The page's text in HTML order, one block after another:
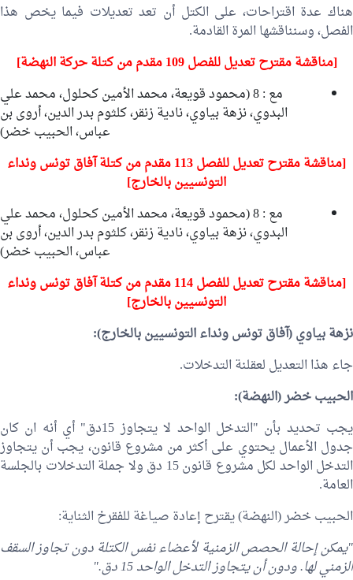
هناك عدة اقتراحات، على الكتل أن تعد تعديلات فيما يخص هذا
الفصل، وسنناقشها المرة القادمة.
[مناقشة مقترح تعديل للفصل 109 مقدم من كتلة حركة النهضة]
مع : 8 (محمود قويعة،
محمد الأمين كحلول،محمد علي
البدوي،نزهة بياوي،نادية زنقر،كلثوم بدر الدين،أروى بن
عباس،الحبيب خضر)
[مناقشة مقترح تعديل للفصل 113 مقدم من كتلة آفاق تونس ونداء
التونسيين بالخارج]
مع : 8 (محمود قويعة،
محمد الأمين كحلول،محمد علي
البدوي، نزهة بياوي،نادية زنقر، كلثوم بدر الدين،أروى بن
عباس، الحبيب خضر)
[مناقشة مقترح تعديل للفصل 114 مقدم من كتلة آفاق تونس ونداء
التونسيين بالخارج]
نزهة بياوي (آفاق تونس ونداء التونسيين بالخارج):
جاء هذا التعديل لعقلنة التدخلات.
الحبيب خضر (النهضة):
يجب تحديد بأن "التدخل الواحد لا يتجاوز 15دق" أي أنه ان كان
جدول الأعمال يحتوي على أكثر من مشروع قانون، يجب أن يتجاوز
التدخل الواحد لكل مشروع قانون 15 دق ولا جملة التدخلات بالجلسة
العامة.
الحبيب خضر (النهضة) يقترح إعادة صياغة للفقرخ الثناية:
"يمكن إحالة الحصص الزمنية لأعضاء نفس الكتلة دون تجاوز السقف
الزمني لها. ودون أن يتجاوز التدخل الواحد 15 دق."